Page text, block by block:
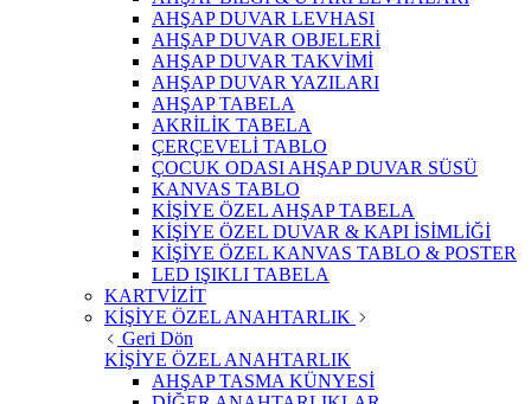
AHŞAP DUVAR LEVHASI
AHŞAP DUVAR OBJELERİ
AHŞAP DUVAR TAKVİMİ
AHŞAP DUVAR YAZILARI
AHŞAP TABELA
AKRİLİK TABELA
ÇERÇEVELİ TABLO
ÇOCUK ODASI AHŞAP DUVAR SÜSÜ
KANVAS TABLO
KİŞİYE ÖZEL AHŞAP TABELA
KİŞİYE ÖZEL DUVAR & KAPI İSİMLİĞİ
KİŞİYE ÖZEL KANVAS TABLO & POSTER
LED IŞIKLI TABELA
KARTVİZİT
KİŞİYE ÖZEL ANAHTARLIK
Geri Dön
KİŞİYE ÖZEL ANAHTARLIK
AHŞAP TASMA KÜNYESİ